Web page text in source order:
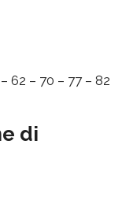
62 – 70 – 77 – 82
di